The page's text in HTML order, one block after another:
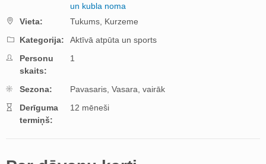
un kubla noma
Vieta:
Tukums, Kurzeme
Kategorija:
Aktīvā atpūta un sports
Personu
skaits:
1
Sezona: Pavasaris, Vasara, vairāk
Derīguma
termiņš:
12 mēneši